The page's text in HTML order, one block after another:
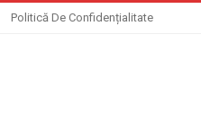
Politică De Confidențialitate